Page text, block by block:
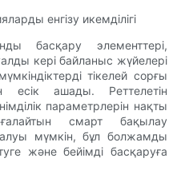
енгізу икемділігі
басқару элементтері,
кері байланыс жүйелері
тікелей сорғы
есік ашады. Реттелетін
параметрлерін нақты
смарт бақылау
мүмкін, бұл болжамды
және бейімді басқаруға